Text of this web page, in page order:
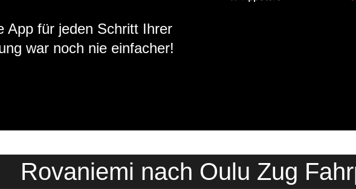
App für jeden Schritt Ihrer
war noch nie einfacher!
Rovaniemi nach Oulu Zug